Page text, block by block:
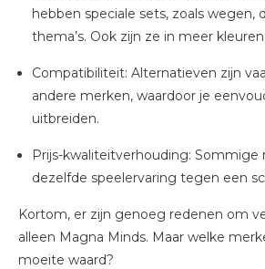
hebben speciale sets, zoals wegen,
thema’s. Ook zijn ze in meer
Compatibiliteit: Alternatieven zijn
andere merken, waardoor je
uitbreiden.
Prijs-kwaliteitverhouding: Sommige
dezelfde speelervaring tegen een
Kortom, er zijn genoeg redenen om
alleen Magna Minds. Maar welke
moeite waard?